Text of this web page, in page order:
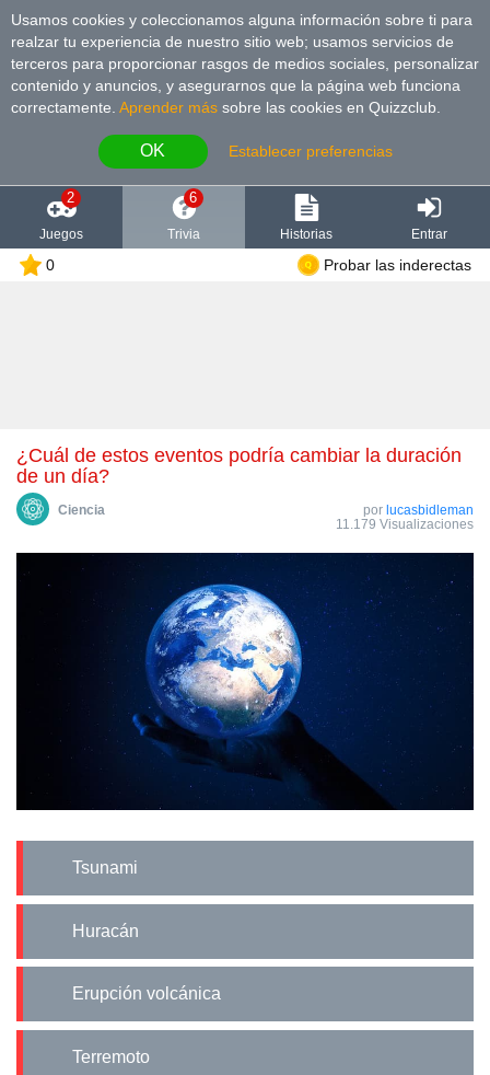
Usamos cookies y coleccionamos alguna información sobre ti para
realzar tu experiencia de nuestro sitio web; usamos servicios de
terceros para proporcionar rasgos de medios sociales, personalizar
contenido y anuncios, y asegurarnos que la página web funciona
correctamente. Aprender más sobre las cookies en Quizzclub.
OK Establecer preferencias
2
Juegos
6
Trivia Historias Entrar
0 Probar las inderectas
¿Cuál de estos eventos podría cambiar la duración
de un día?
Сiencia por lucasbidleman
11.179 Visualizaciones
Tsunami
Huracán
Erupción volcánica
Terremoto